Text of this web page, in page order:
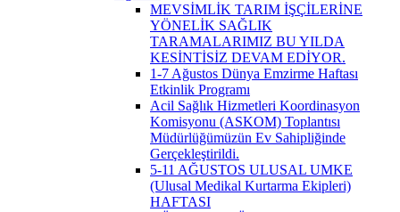
MEVSİMLİK TARIM İŞÇİLERİNE
YÖNELİK SAĞLIK
TARAMALARIMIZ BU YILDA
KESİNTİSİZ DEVAM EDİYOR.
1-7 Ağustos Dünya Emzirme Haftası
Etkinlik Programı
Acil Sağlık Hizmetleri Koordinasyon
Komisyonu (ASKOM) Toplantısı
Müdürlüğümüzün Ev Sahipliğinde
Gerçekleştirildi.
5-11 AĞUSTOS ULUSAL UMKE
(Ulusal Medikal Kurtarma Ekipleri)
HAFTASI